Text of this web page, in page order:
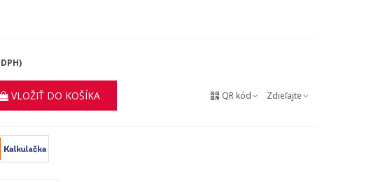
VLOŽIŤ DO KOŠÍKA QR kód Zdieľajte